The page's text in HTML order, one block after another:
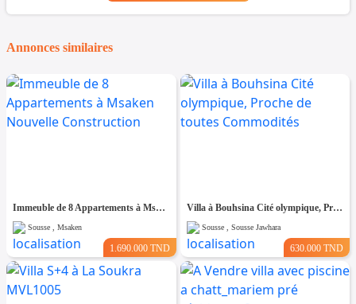
Annonces similaires
Immeuble de 8 Appartements à Msaken Nouvelle Construction
Sousse , Msaken
1.690.000 TND
Villa à Bouhsina Cité olympique, Proche de toutes Commodités
Sousse , Sousse Jawhara
630.000 TND